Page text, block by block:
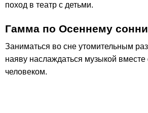
поход в театр с детьми.
Гамма по Осеннему
Заниматься во сне утомительным
наяву наслаждаться музыкой
человеком.